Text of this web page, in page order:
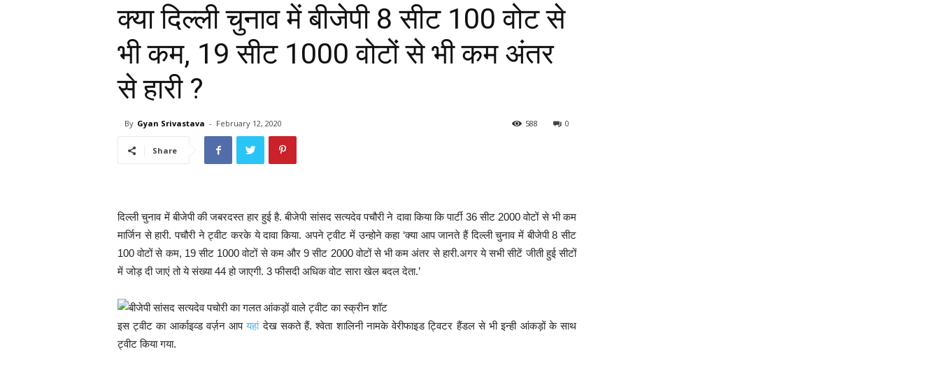
क्या दिल्ली चुनाव में बीजेपी 8 सीट 100 वोट से
भी कम, 19 सीट 1000 वोटों से भी कम अंतर
से हारी ?
By Gyan Srivastava - February 12, 2020 0
588
Share
दिल्ली चुनाव में बीजेपी की जबरदस्त हार हुई है. बीजेपी सांसद सत्यदेव पचौरी ने दावा किया कि पार्टी 36 सीट 2000 वोटों से भी कम
मार्जिन से हारी. पचौरी ने ट्वीट करके ये दावा किया. अपने ट्वीट में उन्होने कहा ‘क्या आप जानते हैं दिल्ली चुनाव में बीजेपी 8 सीट
100 वोटों से कम, 19 सीट 1000 वोटों से कम और 9 सीट 2000 वोटों से भी कम अंतर से हारी.अगर ये सभी सीटें जीती हुई सीटों
में जोड़ दी जाएं तो ये संख्या 44 हो जाएगी. 3 फीसदी अधिक वोट सारा खेल बदल देता.’
इस ट्वीट का आर्काइव्ड वर्ज़न आपयहांदेख सकते हैं. श्वेता शालिनी नामके वेरीफाइड ट्विटर हैंडल से भी इन्ही आंकड़ों के साथ
ट्वीट किया गया.